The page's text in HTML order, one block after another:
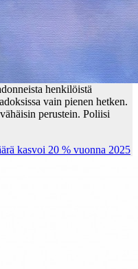
henkilöistä
vain pienen hetken.
perustein. Poliisi
kasvoi 20 % vuonna 2025